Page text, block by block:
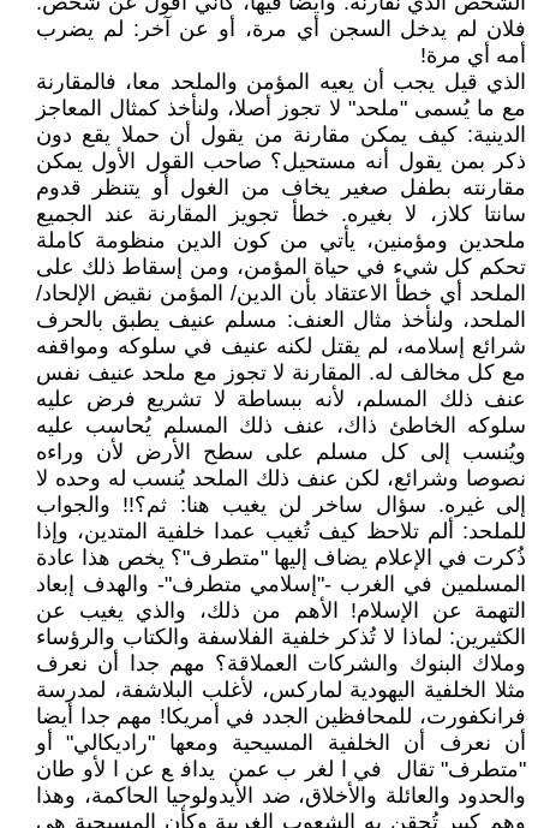
فلان لم يدخل السجن أي مرة، أو عن آخر: لم يضرب
أمه أي مرة!
الذي قيل يجب أن يعيه المؤمن والملحد معا، فالمقارنة
مع ما يُسمى "ملحد" لا تجوز أصلا، ولنأخذ كمثال المعاجز
الدينية: كيف يمكن مقارنة من يقول أن حملا يقع دون
ذكر بمن يقول أنه مستحيل؟ صاحب القول الأول يمكن
مقارنته بطفل صغير يخاف من الغول أو يتنظر قدوم
سانتا كلاز، لا بغيره. خطأ تجويز المقارنة عند الجميع
ملحدين ومؤمنين، يأتي من كون الدين منظومة كاملة
تحكم كل شيء في حياة المؤمن، ومن إسقاط ذلك على
الملحد أي خطأ الاعتقاد بأن الدين/ المؤمن نقيض الإلحاد/
الملحد، ولنأخذ مثال العنف: مسلم عنيف يطبق بالحرف
شرائع إسلامه، لم يقتل لكنه عنيف في سلوكه ومواقفه
مع كل مخالف له. المقارنة لا تجوز مع ملحد عنيف نفس
عنف ذلك المسلم، لأنه ببساطة لا تشريع فرض عليه
سلوكه الخاطئ ذاك، عنف ذلك المسلم يُحاسب عليه
ويُنسب إلى كل مسلم على سطح الأرض لأن وراءه
نصوصا وشرائع، لكن عنف ذلك الملحد يُنسب له وحده لا
إلى غيره. سؤال ساخر لن يغيب هنا: ثم؟!! والجواب
للملحد: ألم تلاحظ كيف تُغيب عمدا خلفية المتدين، وإذا
ذُكرت في الإعلام يضاف إليها "متطرف"؟ يخص هذا عادة
المسلمين في الغرب -"إسلامي متطرف"- والهدف إبعاد
التهمة عن الإسلام! الأهم من ذلك، والذي يغيب عن
الكثيرين: لماذا لا تُذكر خلفية الفلاسفة والكتاب والرؤساء
وملاك البنوك والشركات العملاقة؟ مهم جدا أن نعرف
مثلا الخلفية اليهودية لماركس، لأغلب البلاشفة، لمدرسة
فرانكفورت، للمحافظين الجدد في أمريكا! مهم جدا أيضا
أن نعرف أن الخلفية المسيحية ومعها "راديكالي" أو
‍‍‍‍‍"متطرف" تقال في الغرب عمن يدافع عن الأوطان
والحدود والعائلة والأخلاق، ضد الأيدولوجيا الحاكمة، وهذا
وهم كبير تُحقن به الشعوب الغربية وكأن المسيحية هي